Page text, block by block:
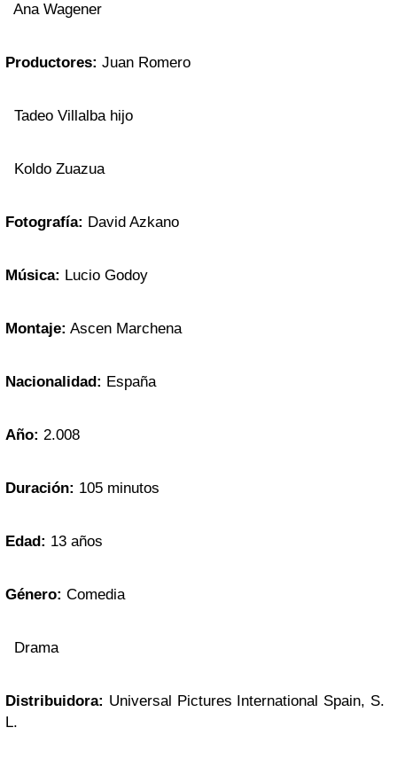
Ana Wagener
Productores: Juan Romero
Tadeo Villalba hijo
Koldo Zuazua
Fotografía: David Azkano
Música: Lucio Godoy
Montaje: Ascen Marchena
Nacionalidad: España
Año: 2.008
Duración: 105 minutos
Edad: 13 años
Género: Comedia
Drama
Distribuidora: Universal Pictures International Spain, S.
L.